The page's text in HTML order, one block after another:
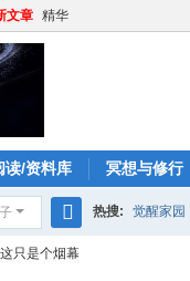
文章 精华
读/资料库 冥想与修行
搜
热搜: 觉醒家园
这只是个烟幕